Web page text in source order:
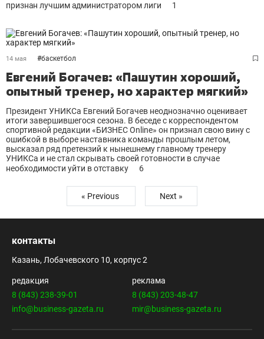
признан лучшим администратором лиги
1
14 мая #баскетбол
Евгений Богачев: «Пашутин хороший,
опытный тренер, но характер мягкий»
Президент УНИКСа Евгений Богачев неоднозначно оценивает
итоги завершившегося сезона. В беседе с корреспондентом
спортивной редакции «БИЗНЕС Оnline» он признал свою вину с
ошибкой в выборе наставника команды прошлым летом,
высказал ряд претензий к нынешнему главному тренеру
УНИКСа и не стал скрывать своей готовности в случае
необходимости уйти в отставку
6
« Previous Next »
контакты
Казань, Лобачевского 10, корпус 2
редакция
8 (843) 238-39-01
info@business-gazeta.ru
реклама
8 (843) 203-48-47
mir@business-gazeta.ru